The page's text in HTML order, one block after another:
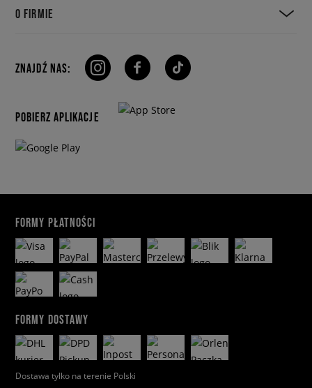
O FIRMIE
ZNAJDŹ NAS:
POBIERZ APLIKACJE
FORMY PŁATNOŚCI
FORMY DOSTAWY
Dostawa tylko na terenie Polski